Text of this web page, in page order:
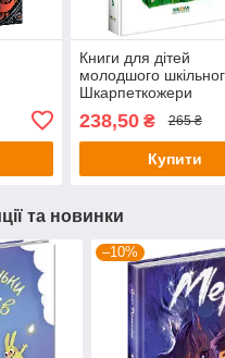
Книги для дітей
молодшого
Шкарпеткожери
Шрут
238,50₴ 265 ₴
Купити
та новинки
–10%